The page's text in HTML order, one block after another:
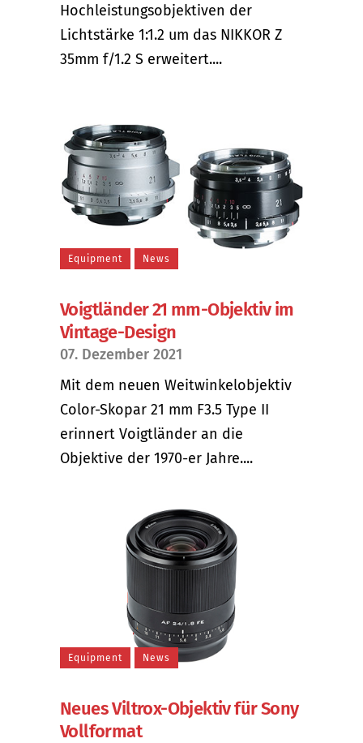
Hochleistungsobjektiven der
Lichtstärke 1:1.2 um das NIKKOR Z
35mm f/1.2 S erweitert....
Equipment News
Voigtländer 21 mm-Objektiv im
Vintage-Design
07. Dezember 2021
Mit dem neuen Weitwinkelobjektiv
Color-Skopar 21 mm F3.5 Type II
erinnert Voigtländer an die
Objektive der 1970-er Jahre....
Equipment News
Neues Viltrox-Objektiv für Sony
Vollformat